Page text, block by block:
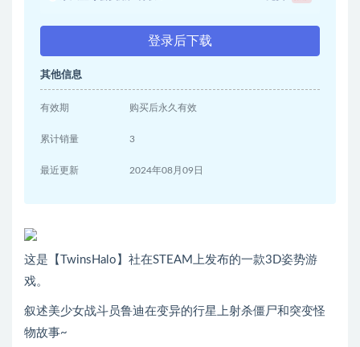
登录后下载
其他信息
有效期 购买后永久有效
累计销量 3
最近更新 2024年08月09日
这是【TwinsHalo】社在STEAM上发布的一款3D姿势游
戏。
叙述美少女战斗员鲁迪在变异的行星上射杀僵尸和突变怪
物故事~